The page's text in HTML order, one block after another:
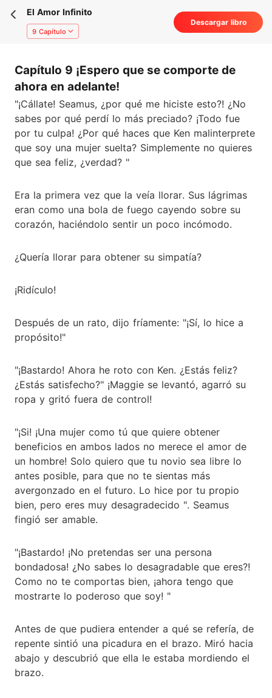
El Amor Infinito
9 Capítulo
Descargar libro
Capítulo 9 ¡Espero que se comporte de
ahora en adelante!
"¡Cállate! Seamus, ¿por qué me hiciste esto?! ¿No
sabes por qué perdí lo más preciado? ¡Todo fue
por tu culpa! ¿Por qué haces que Ken malinterprete
que soy una mujer suelta? Simplemente no quieres
que sea feliz, ¿verdad? "
Era la primera vez que la veía llorar. Sus lágrimas
eran como una bola de fuego cayendo sobre su
corazón, haciéndolo sentir un poco incómodo.
¿Quería llorar para obtener su simpatía?
¡Ridículo!
Después de un rato, dijo fríamente: "¡Sí, lo hice a
propósito!"
"¡Bastardo! Ahora he roto con Ken. ¿Estás feliz?
¿Estás satisfecho?" ¡Maggie se levantó, agarró su
ropa y gritó fuera de control!
"¡Si! ¡Una mujer como tú que quiere obtener
beneficios en ambos lados no merece el amor de
un hombre! Solo quiero que tu novio sea libre lo
antes posible, para que no te sientas más
avergonzado en el futuro. Lo hice por tu propio
bien, pero eres muy desagradecido ". Seamus
fingió ser amable.
"¡Bastardo! ¡No pretendas ser una persona
bondadosa! ¿No sabes lo desagradable que eres?!
Como no te comportas bien, ¡ahora tengo que
mostrarte lo poderoso que soy! "
Antes de que pudiera entender a qué se refería, de
repente sintió una picadura en el brazo. Miró hacia
abajo y descubrió que ella le estaba mordiendo el
brazo.